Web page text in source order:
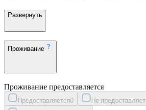
Развернуть
Проживание
Проживание предоставляется
Предоставляется0 Не